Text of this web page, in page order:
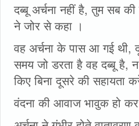
दब्बू अर्चना नहीं है, तुम सब
ने जोर से कहा ।
वह अर्चना के पास आ गई थी,
समय जो डरता है वह दब्बू है,
किए बिना दूसरे की सहायता
वंदना की आवाज भावुक हो